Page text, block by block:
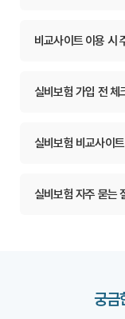
비교사이트 이용 시
실비보험 가입 전 체
실비보험 비교사이
실비보험 자주 묻는
궁금